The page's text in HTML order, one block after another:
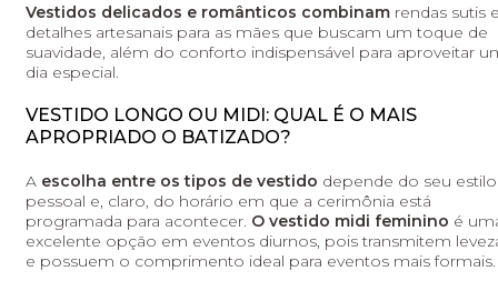
Vestidos delicados e românticos combinam rendas sutis
detalhes artesanais para as mães que buscam um toque de
suavidade, além do conforto indispensável para aproveitar
dia especial.
VESTIDO LONGO OU MIDI: QUAL É O MAIS
APROPRIADO O BATIZADO?
A escolha entre os tipos de vestido depende do seu estilo
pessoal e, claro, do horário em que a cerimônia está
programada para acontecer. O vestido midi feminino é
excelente opção em eventos diurnos, pois transmitem
e possuem o comprimento ideal para eventos mais formais.